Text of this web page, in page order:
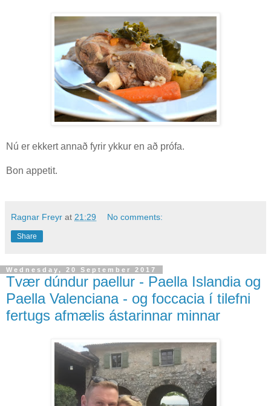
Nú er ekkert annað fyrir ykkur en að prófa.
Bon appetit.
Ragnar Freyr at 21:29 No comments:
Share
Wednesday, 20 September 2017
Tvær dúndur paellur - Paella Islandia og
Paella Valenciana - og foccacia í tilefni
fertugs afmælis ástarinnar minnar